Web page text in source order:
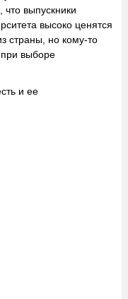
выпускники
высоко ценятся
страны, но кому-то
выборе
и ее